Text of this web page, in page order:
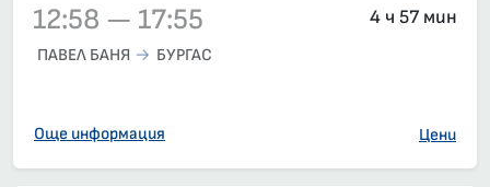
Влак 30133, 12:58 – 17:55, вече е заминал
12:58 — 17:55 4 ч 57 мин
ПАВЕЛ БАНЯ БУРГАС
Още информация Цени